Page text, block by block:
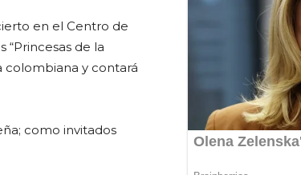
en el Centro de
de la
colombiana y contará
como invitados